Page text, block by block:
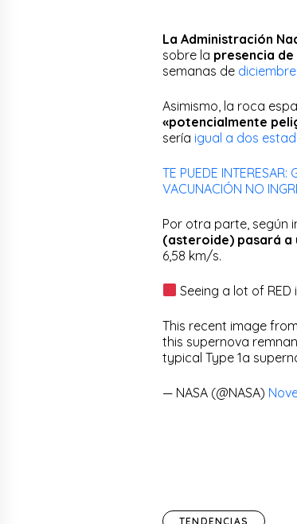
La Administración
sobre la presencia de
semanas de diciembre.
Asimismo, la roca
«potencialmente
sería igual a dos
TE PUEDE INTERESAR:
VACUNACIÓN NO
Por otra parte, según
(asteroide) pasará a
6,58 km/s.
Seeing a lot of
This recent image from
this supernova
typical Type 1a
— NASA (@NASA)
TENDENCIAS